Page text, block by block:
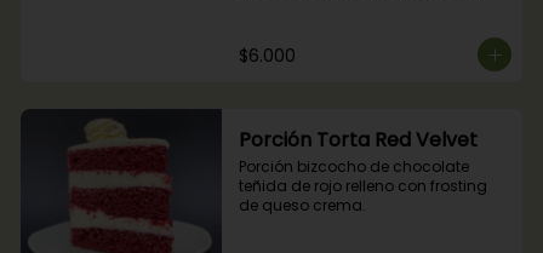
$6.000
Porción Torta Red Velvet
Porción bizcocho de chocolate
teñida de rojo relleno con frosting
de queso crema.